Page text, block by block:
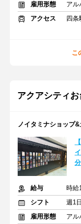
雇用形態
アル
アクセス
四条
こ
アクアシティ
ノイタミナショップ
給与
時給
シフト
雇用形態
アル